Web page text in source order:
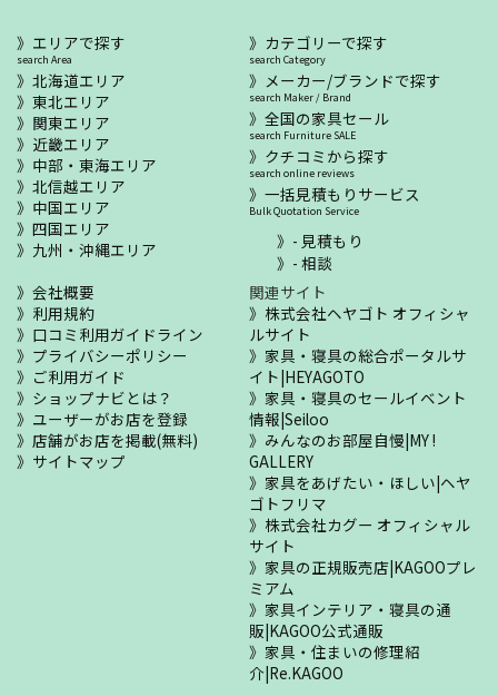
エリアで探す
search Area
北海道エリア
東北エリア
関東エリア
近畿エリア
中部・東海エリア
北信越エリア
中国エリア
四国エリア
九州・沖縄エリア
カテゴリーで探す
search Category
メーカー/ブランドで探す
search Maker / Brand
全国の家具セール
search Furniture SALE
クチコミから探す
search online reviews
一括見積もりサービス
Bulk Quotation Service
- 見積もり
- 相談
会社概要
利用規約
口コミ利用ガイドライン
プライバシーポリシー
ご利用ガイド
ショップナビとは？
ユーザーがお店を登録
店舗がお店を掲載(無料)
サイトマップ
関連サイト
株式会社ヘヤゴト オフィシャ
ルサイト
家具・寝具の総合ポータルサ
イト|HEYAGOTO
家具・寝具のセールイベント
情報|Seiloo
みんなのお部屋自慢|MY !
GALLERY
家具をあげたい・ほしい|ヘヤ
ゴトフリマ
株式会社カグー オフィシャル
サイト
家具の正規販売店|KAGOOプレ
ミアム
家具インテリア・寝具の通
販|KAGOO公式通販
家具・住まいの修理紹
介|Re.KAGOO